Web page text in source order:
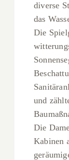
diverse
das
Die
und
Die
Kabinen